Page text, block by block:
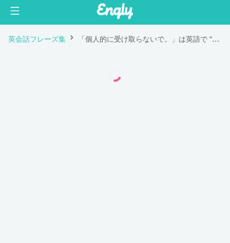
英会話フレーズ集 「個人的に受け取らないで。」は英語で "Please do not take it personally."